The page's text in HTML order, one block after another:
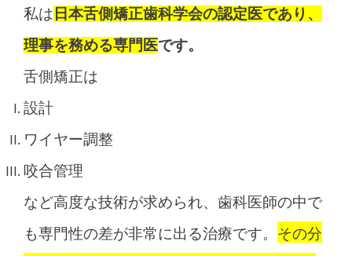
私は 日本舌側矯正歯科学会の認定医であり、
理事を務める専門医です。
舌側矯正は
設計
ワイヤー調整
咬合管理
など高度な技術が求められ、 歯科医師の中で
も専門性の差が非常に出る治療です。 その分